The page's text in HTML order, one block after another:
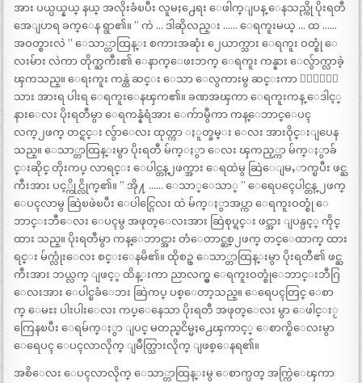
အား ပယ္ပယ္နယ္ နယ္ အလိုးခံၿပီး လူမႈ႕ေရး ေဖါက္ျပန္ ေနသည္ကို ပိုးရတီ
အေျပာရ ခက္ေန ရွာ၏။ ” ကဲ … ဒါဆိုလည္း …… ေရကူးမယ္ … ထ ……
အဝတ္စားလဲ ” ေသာ္တာထြန္း စကားအဆုံး ၂ေယာက္သား ေရကူး ဝတ္စုံ ေ
လးမ်ား လဲကာ တိုက္ႀကီး၏ ေနာက္ေဖးဘက္ ေရကူး ကန္နား ေလွ်ာက္လာခဲ့
ၾကသည္။ ေရးကူး ကန္ထဲ ဆင္း ေသာ ေလွကားမွ ဆင္းကာ ၂ေယာက္
သား အားရ ပါးရ ေရကူးေနၾက၏။ ခဏအၾကာ ေရကူးကန္ ေဒါင့္
နားေလး ပိုးရတီမွာ ေရကန္နံရံအား ေက်ာမွီကာ ကန္ေဘာင္ေပၚ
လက္၂ဖက္ တင္ရင္း လွ်ာေလး ထုတ္ကာ ႏူတ္ခမ္း ေလး အားဝိုင္းျပေန
သည္။ ေသာ္တာထြန္းမွာ ပိုးရတီ မ်က္ႏွာ ေလး ၾကည့္ကာ မ်က္ႏွာခ်
င္းဆိုင္ တိုးကပ္ လာရင္း ေပါင္တန္၂ဖက္အား ေရထဲမွ ဆြဲေျမႇာက္ၿပီး ဖင္ႀ
ကီးအား ပင့္ကိုင္လိုက္၏။ ” အို႔ …… ေသာ္ေသာ္ ” ေရေပၚေပါင္တန္ ၂ဖက္
ေပၚလာမွ ဆြဲၿဖဲၿပီး ေပါင္ဂြေလး ထဲ မ်က္ႏွာအပ္ကာ ေရကူးဝတ္စုံ ေ
ဘာင္းဘီေလး ေပၚမွ အဖုတ္ေလးအား ဆြဲစုပ္ရင္း ဖင္အား ျပန္ပင့္ ကိုင္
ထား သည္။ ပိုးရတီမွာ ကန္ေဘာင္အား တံေတာင္ဆစ္၂ဖက္ တင္ေထာက္ ထား
ရင္း မ်က္လုံးေလး စင္းေနမိ၏။ ထိုစဥ္ ေသာ္တာထြန္းမွာ ပိုးရတီ၏ ဖင္ႀ
ကီးအား ဘယ္လက္ ျဖင့္ ထိန္းကာ ညာလက္မွ ေရကူးဝတ္စုံေဘာင္းဘီဂြ
ေလးအား ေပါင္ၿခံေဘး ဆြဲကပ္ ပစ္ေတာ့သည္။ ေရေပၚတြင္ ေစာ
က္ ေမႊး ပါးပါးေလး ကပ္ေနေသာ ပိုးရတီ အဖုတ္ေလး မွာ ေဖါင္းႂ
ကြေနၿပီး ေရမ်က္ႏွာ ျပင္ မတည္ၿငိမ္မႈ႕ေၾကာင့္ ေစာက္စိေလးမွာ
ေရေပၚ ေပၚလာလိုက္ ျမဳတ္သြားလိုက္ ျဖစ္ေနရ၏။
အစိေလး ေပၚလာလိုက္ ေသာ္တာထြန္းမွ ေစာက္ပတ္ အက္ကြဲေၾကာ